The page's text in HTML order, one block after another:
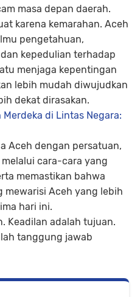
masa depan daerah.
karena kemarahan. Aceh
pengetahuan,
kepedulian terhadap
menjaga kepentingan
lebih mudah diwujudkan
dekat dirasakan.
Merdeka di Lintas Negara:
Aceh dengan persatuan,
cara-cara yang
memastikan bahwa
mewarisi Aceh yang lebih
hari ini.
Keadilan adalah tujuan.
tanggung jawab